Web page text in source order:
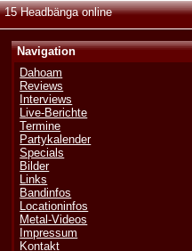
15 Headbänga online
Navigation
Dahoam
Reviews
Interviews
Live-Berichte
Termine
Partykalender
Specials
Bilder
Links
Bandinfos
Locationinfos
Metal-Videos
Impressum
Kontakt